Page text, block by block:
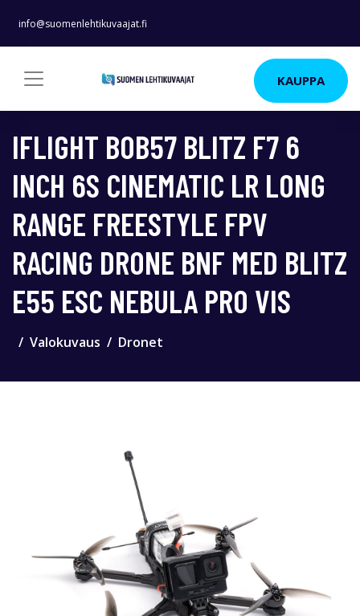
info@suomenlehtikuvaajat.fi
KAUPPA
IFLIGHT BOB57 BLITZ F7 6
INCH 6S CINEMATIC LR LONG
RANGE FREESTYLE FPV
RACING DRONE BNF MED BLITZ
E55 ESC NEBULA PRO VIS
Valokuvaus Dronet